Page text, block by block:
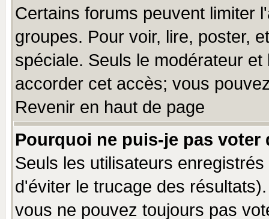
Certains forums peuvent limiter
groupes. Pour voir, lire, poster,
spéciale. Seuls le modérateur
accorder cet accès; vous
Revenir en haut de page
Pourquoi ne puis-je pas voter
Seuls les utilisateurs
d'éviter le trucage des
vous ne pouvez toujours pas